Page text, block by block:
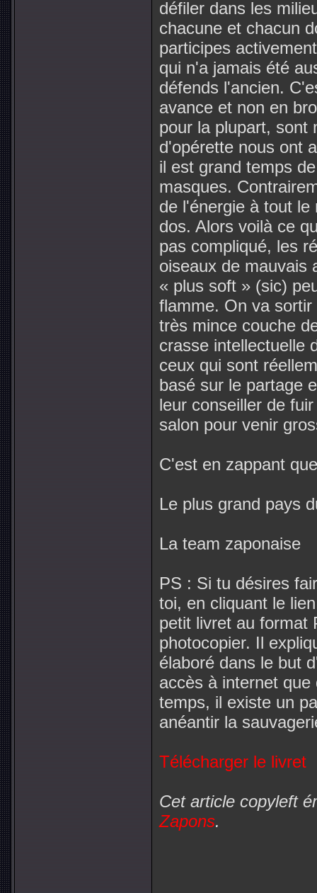
défiler dans les
chacune et chacun
participes
qui n'a jamais été
défends l'ancien.
avance et non en
pour la plupart, sont
d'opérette nous ont
il est grand temps
masques.
de l'énergie à tout
dos. Alors voilà ce
pas compliqué, les
oiseaux de mauvais
« plus soft » (sic)
flamme. On va
très mince couche
crasse intellectuelle
ceux qui sont
basé sur le partage
leur conseiller de
salon pour venir
C'est en zappant
Le plus grand pays
La team zaponaise
PS : Si tu désires
toi, en cliquant le
petit livret au format
photocopier. Il
élaboré dans le but
accès à internet
temps, il existe un
anéantir la
Télécharger le livret
Cet article copyleft
Zapons.